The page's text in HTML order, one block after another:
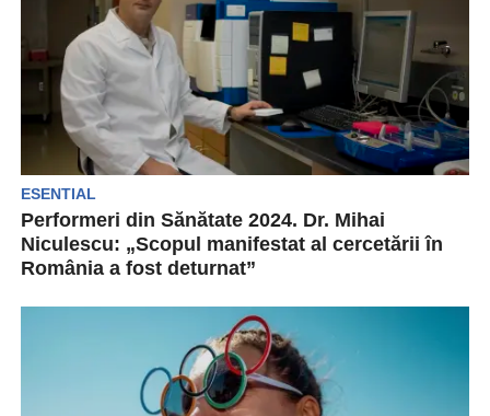
ESENTIAL
Performeri din Sănătate 2024. Dr. Mihai
Niculescu: „Scopul manifestat al cercetării în
România a fost deturnat”
Niculescu, cercetător de prestigiu în domeniul
nutrigeneticii și fondator al...